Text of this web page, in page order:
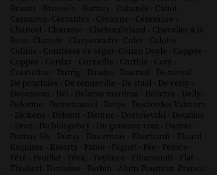
Bruant - Brussolo - Burney - Cabanès - Cabot -
Casanova- Cervantes - Césanne - Cézembre -
Chancel - Charasse - Chateaubriand - Chevalier à la
Rose- Claretie - Claryssandre- Colet - Colette-
Collins - Comtesse de ségur- Conan Doyle - Coppee -
Coppée - Corday - Corneille - Corthis - Cory -
Courteline - Darrig - Daudet - Daumal - De nerval -
De pourtalès - De renneville - De staël - De vesly -
Decarreau - Del - Delarue mardrus - Delattre - Delly-
Delorme - Demercastel - Derys - Desbordes Valmore
- Dickens - Diderot - Dionne - Dostoïevski - Dourliac
- Droz - Du boisgobey - Du gouezou vraz - Dumas -
Dumas fils - Duruy - Duvernois - Eberhardt - Eluard -
Esquiros - Essarts - Fabre - Faguet - Fée - Fénice-
Féré - Feuillet - Féval - Feydeau - Filiatreault - Flat -
Flaubert- Fontaine - Forbin - Alain-Fournier- France